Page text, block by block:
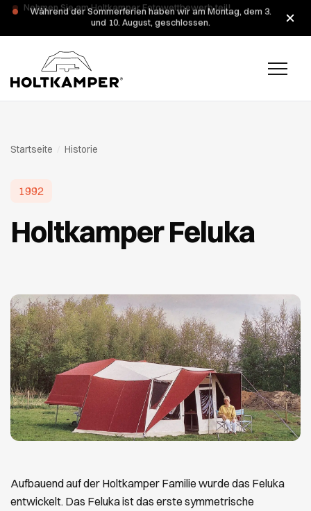
Während der Sommerferien haben wir am Montag, dem 3.
und 10. August, geschlossen.
Startseite Historie
1992
Holtkamper Feluka
Aufbauend auf der Holtkamper Familie wurde das Feluka
entwickelt. Das Feluka ist das erste symmetrische